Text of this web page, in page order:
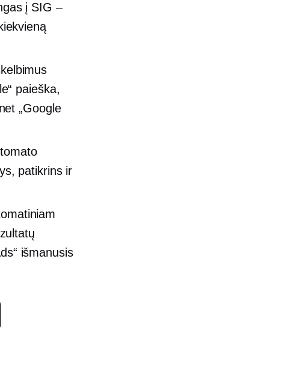
į SIG –
paieška,
„Google
patikrins ir
išmanusis